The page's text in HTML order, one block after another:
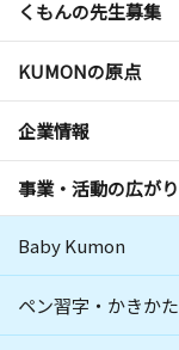
くもんの先生募集
KUMONの原点
企業情報
事業・活動の広がり
Baby Kumon
ペン習字・かきか